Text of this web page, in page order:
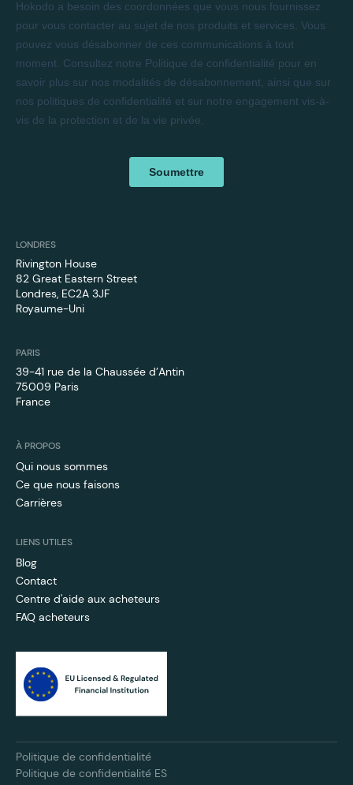
LONDRES
Rivington House
82 Great Eastern Street
Londres, EC2A 3JF
Royaume-Uni
PARIS
39-41 rue de la Chaussée d’Antin
75009 Paris
France
À PROPOS
Qui nous sommes
Ce que nous faisons
Carrières
LIENS UTILES
Blog
Contact
Centre d'aide aux acheteurs
FAQ acheteurs
Politique de confidentialité
Politique de confidentialité ES